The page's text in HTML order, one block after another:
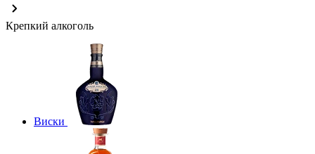
Крепкий алкоголь
Виски